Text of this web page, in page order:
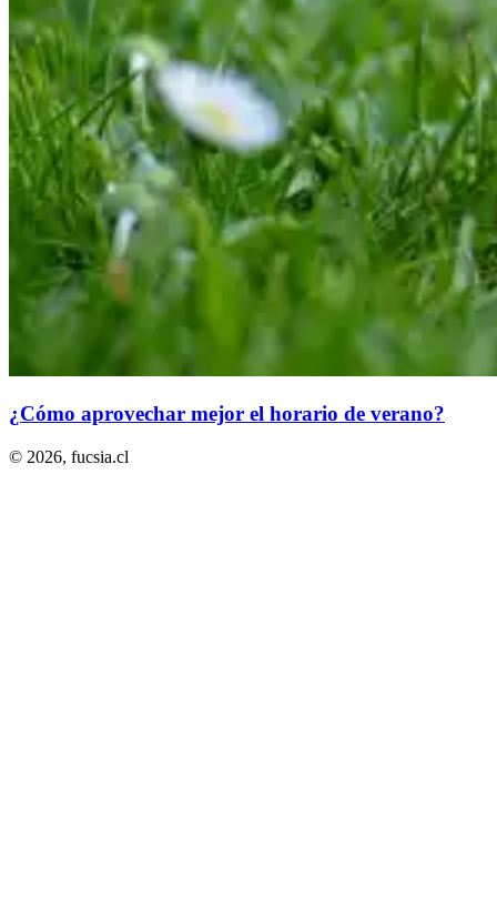
¿Cómo aprovechar mejor el horario de verano?
© 2026, fucsia.cl